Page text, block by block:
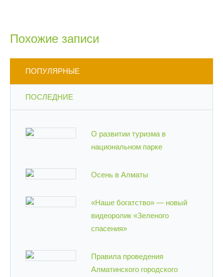
Похожие записи
ПОПУЛЯРНЫЕ
ПОСЛЕДНИЕ
О развитии туризма в
национальном парке
Осень в Алматы
«Наше богатство» — новый
видеоролик «Зеленого
спасения»
Правила проведения
Алматинского городского